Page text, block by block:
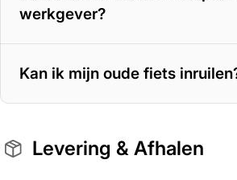
werkgever?
Kan ik mijn oude fiets
Levering & Afhalen